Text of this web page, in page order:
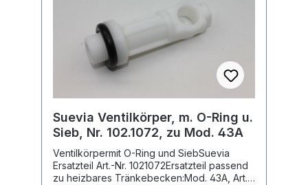
Suevia Ventilkörper, m. O-Ring u.
Sieb, Nr. 102.1072, zu Mod. 43A
Ventilkörpermit O-Ring und SiebSuevia
Ersatzteil Art.-Nr. 1021072Ersatzteil passend
zu heizbares Tränkebecken:Mod. 43A, Art.-